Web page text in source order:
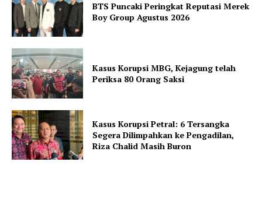
BTS Puncaki Peringkat Reputasi Merek
Boy Group Agustus 2026
Kasus Korupsi MBG, Kejagung telah
Periksa 80 Orang Saksi
Kasus Korupsi Petral: 6 Tersangka
Segera Dilimpahkan ke Pengadilan,
Riza Chalid Masih Buron